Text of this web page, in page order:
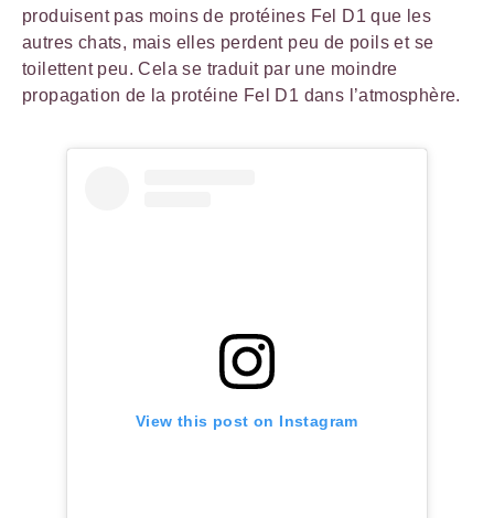
produisent pas moins de protéines Fel D1 que les
autres chats, mais elles perdent peu de poils et se
toilettent peu. Cela se traduit par une moindre
propagation de la protéine Fel D1 dans l’atmosphère.
View this post on Instagram